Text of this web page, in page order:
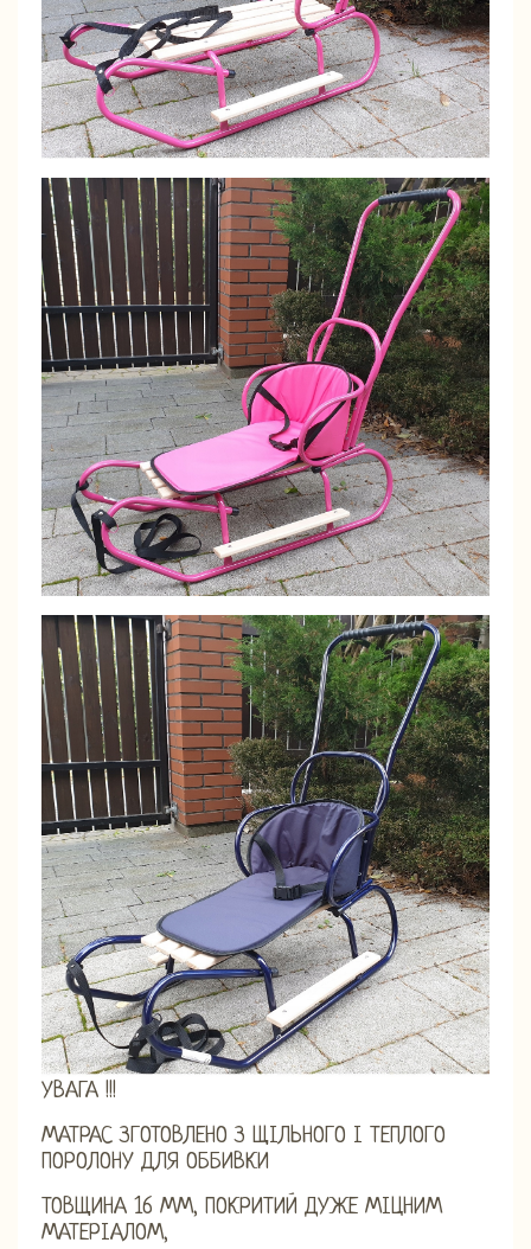
УВАГА !!!
МАТРАС ЗГОТОВЛЕНО З ЩІЛЬНОГО І ТЕПЛОГО
ПОРОЛОНУ ДЛЯ ОББИВКИ
ТОВЩИНА 16 ММ, ПОКРИТИЙ ДУЖЕ МІЦНИМ
МАТЕРІАЛОМ,